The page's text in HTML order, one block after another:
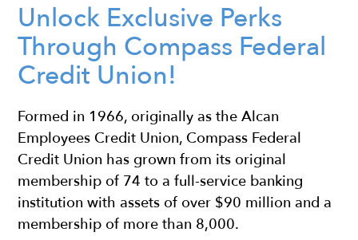
Unlock Exclusive Perks
Through Compass Federal
Credit Union!
Formed in 1966, originally as the Alcan
Employees Credit Union, Compass Federal
Credit Union has grown from its original
membership of 74 to a full-service banking
institution with assets of over $90 million and a
membership of more than 8,000.